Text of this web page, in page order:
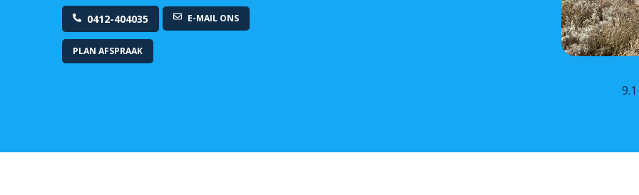
0412-404035 E-MAIL ONS
PLAN AFSPRAAK
9.1